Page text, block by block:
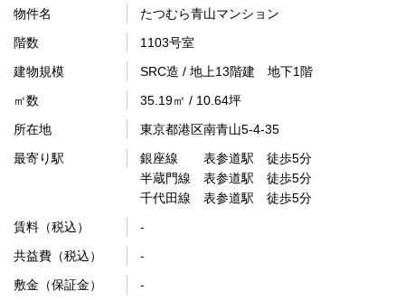
物件名
たつむら青山マンション
階数
1103号室
建物規模
SRC造 / 地上13階建 地下1階
㎡数
35.19㎡ / 10.64坪
所在地
東京都港区南青山5-4-35
最寄り駅
銀座線 表参道駅 徒歩5分
半蔵門線 表参道駅 徒歩5分
千代田線 表参道駅 徒歩5分
賃料（税込）
-
共益費（税込）
-
敷金（保証金）
-